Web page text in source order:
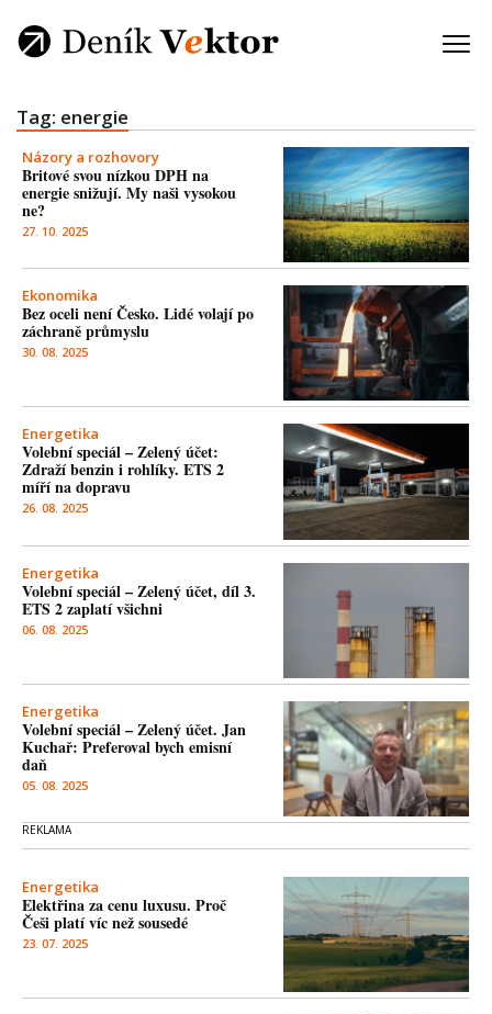
Tag: energie
Názory a rozhovory
Britové svou nízkou DPH na
energie snižují. My naši vysokou
ne?
27. 10. 2025
Ekonomika
Bez oceli není Česko. Lidé volají po
záchraně průmyslu
30. 08. 2025
Energetika
Volební speciál – Zelený účet:
Zdraží benzin i rohlíky. ETS 2
míří na dopravu
26. 08. 2025
Energetika
Volební speciál – Zelený účet, díl 3.
ETS 2 zaplatí všichni
06. 08. 2025
Energetika
Volební speciál – Zelený účet. Jan
Kuchař: Preferoval bych emisní
daň
05. 08. 2025
Energetika
Elektřina za cenu luxusu. Proč
Češi platí víc než sousedé
23. 07. 2025